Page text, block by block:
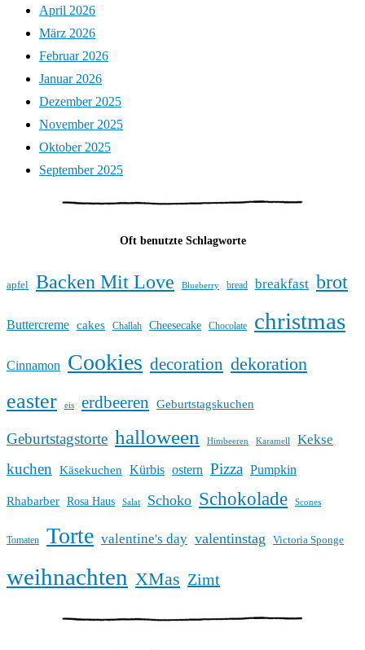
April 2026
März 2026
Februar 2026
Januar 2026
Dezember 2025
November 2025
Oktober 2025
September 2025
Oft benutzte Schlagworte
apfel Backen Mit Love Blueberry bread breakfast brot
Buttercreme cakes Challah Cheesecake Chocolate christmas
Cinnamon Cookies decoration dekoration
easter eis erdbeeren Geburtstagskuchen
Geburtstagstorte halloween Himbeeren Karamell Kekse
kuchen Käsekuchen Kürbis ostern Pizza Pumpkin
Rhabarber Rosa Haus Salat Schoko Schokolade Scones
Tomaten Torte valentine's day valentinstag Victoria Sponge
weihnachten XMas Zimt